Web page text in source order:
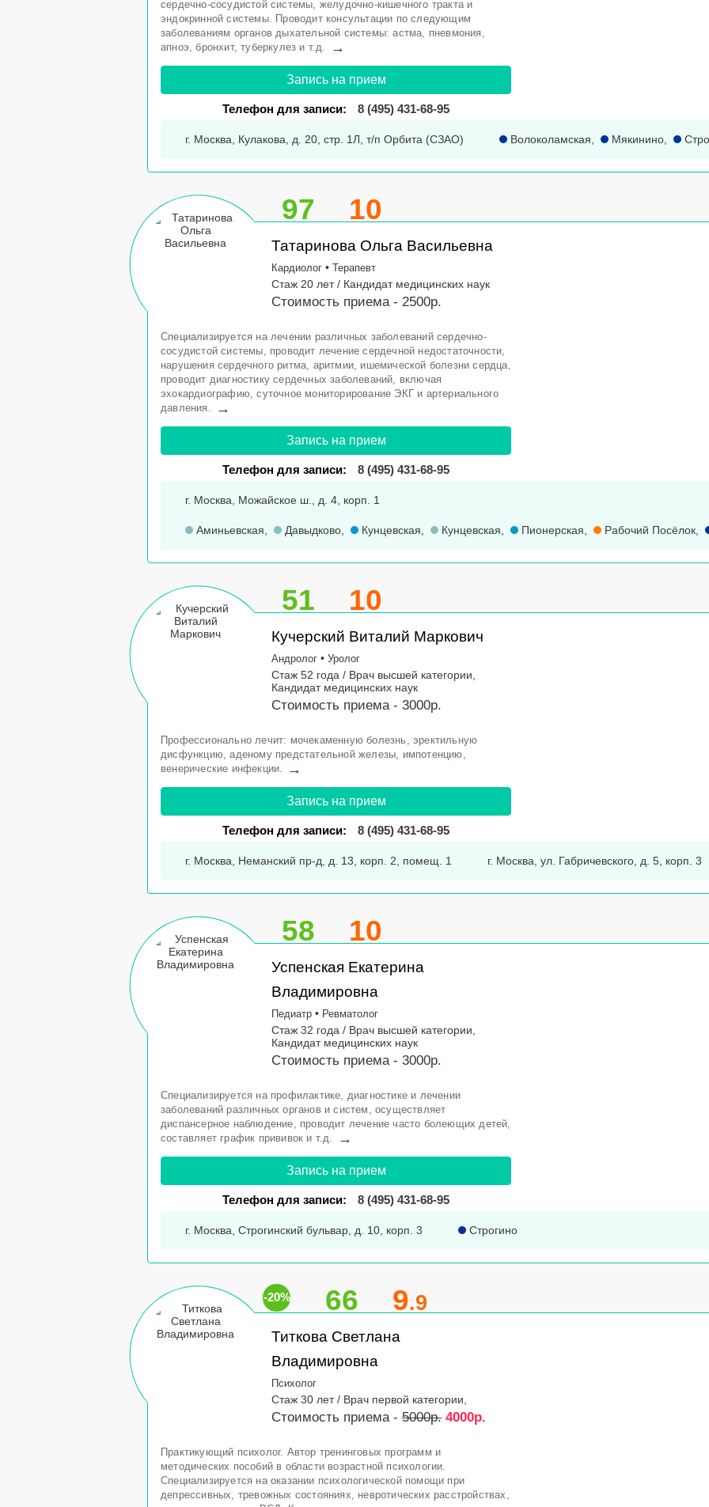
сердечно-сосудистой системы, желудочно-кишечного тракта и
эндокринной системы. Проводит консультации по следующим
заболеваниям органов дыхательной системы: астма, пневмония,
апноэ, бронхит, туберкулез и т.д.
→
Запись на прием
Телефон для записи: 8 (495) 431-68-95
г. Москва, Кулакова, д. 20, стр. 1Л, т/п Орбита (СЗАО) Волоколамская Мякинино
97 10
Татаринова Ольга Васильевна
Кардиолог • Терапевт
Стаж 20 лет / Кандидат медицинских наук
Стоимость приема - 2500р.
Специализируется на лечении различных заболеваний сердечно-
сосудистой системы, проводит лечение сердечной недостаточности,
нарушения сердечного ритма, аритмии, ишемической болезни сердца,
проводит диагностику сердечных заболеваний, включая
эхокардиографию, суточное мониторирование ЭКГ и артериального
давления.
→
Запись на прием
Телефон для записи: 8 (495) 431-68-95
г. Москва, Можайское ш., д. 4, корп. 1
Аминьевская Давыдково Кунцевская Кунцевская Пионерская Рабочий Посёлок
51 10
Кучерский Виталий Маркович
Андролог • Уролог
Стаж 52 года / Врач высшей категории,
Кандидат медицинских наук
Стоимость приема - 3000р.
Профессионально лечит: мочекаменную болезнь, эректильную
дисфункцию, аденому предстательной железы, импотенцию,
венерические инфекции.
→
Запись на прием
Телефон для записи: 8 (495) 431-68-95
г. Москва, Неманский пр-д, д. 13, корп. 2, помещ. 1 г. Москва, ул. Габричевского, д. 5, корп. 3
58 10
Успенская Екатерина
Владимировна
Педиатр • Ревматолог
Стаж 32 года / Врач высшей категории,
Кандидат медицинских наук
Стоимость приема - 3000р.
Специализируется на профилактике, диагностике и лечении
заболеваний различных органов и систем, осуществляет
диспансерное наблюдение, проводит лечение часто болеющих детей,
составляет график прививок и т.д.
→
Запись на прием
Телефон для записи: 8 (495) 431-68-95
г. Москва, Строгинский бульвар, д. 10, корп. 3 Строгино
-20% 66 9.9
Титкова Светлана
Владимировна
Психолог
Стаж 30 лет / Врач первой категории,
Стоимость приема - 5000р. 4000р.
Практикующий психолог. Автор тренинговых программ и
методических пособий в области возрастной психологии.
Специализируется на оказании психологической помощи при
депрессивных, тревожных состояниях, невротических расстройствах,